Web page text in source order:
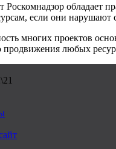
обладает
если они
многих проектов
продвижения любых